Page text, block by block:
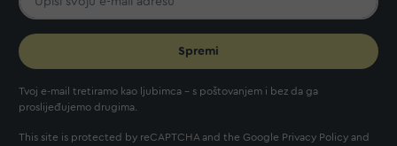
Spremi
Tvoj e-mail tretiramo kao ljubimca - s poštovanjem i bez da ga
proslijeđujemo drugima.
This site is protected by reCAPTCHA and the Google Privacy Policy and